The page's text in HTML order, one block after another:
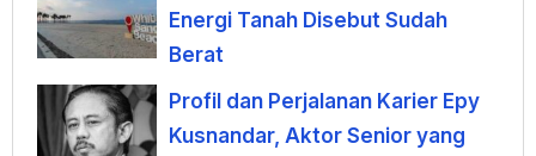
Energi Tanah Disebut Sudah
Berat
Profil dan Perjalanan Karier Epy
Kusnandar, Aktor Senior yang